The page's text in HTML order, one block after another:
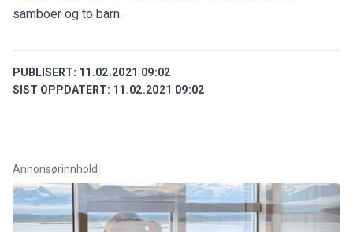
samboer og to barn.
PUBLISERT: 11.02.2021 09:02
SIST OPPDATERT: 11.02.2021 09:02
Annonsørinnhold